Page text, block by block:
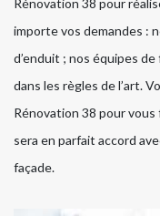
importe vos demandes :
d’enduit ; nos équipes
dans les règles de l’art.
Rénovation 38 pour
sera en parfait accord
façade.